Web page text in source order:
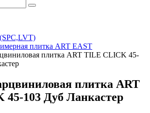
плитка ART EAST
плитка ART TILE CLICK 45-
плитка ART
103 Дуб Ланкастер